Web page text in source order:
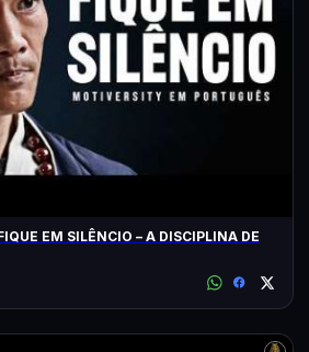
EM SILÊNCIO – A DISCIPLINA DE